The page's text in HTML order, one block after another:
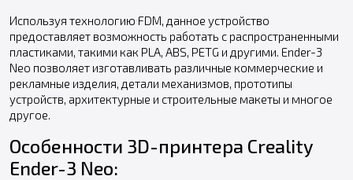
Используя технологию FDM, данное устройство
предоставляет возможность работать с распространенными
пластиками, такими как PLA, ABS, PETG и другими. Ender-3
Neo позволяет изготавливать различные коммерческие и
рекламные изделия, детали механизмов, прототипы
устройств, архитектурные и строительные макеты и многое
другое.
Особенности 3D-принтера Creality
Ender-3 Neo: